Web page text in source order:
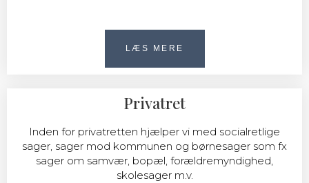
LÆS MERE
Privatret
Inden for privatretten hjælper vi med socialretlige
sager, sager mod kommunen og børnesager som fx
sager om samvær, bopæl, forældremyndighed,
skolesager m.v.